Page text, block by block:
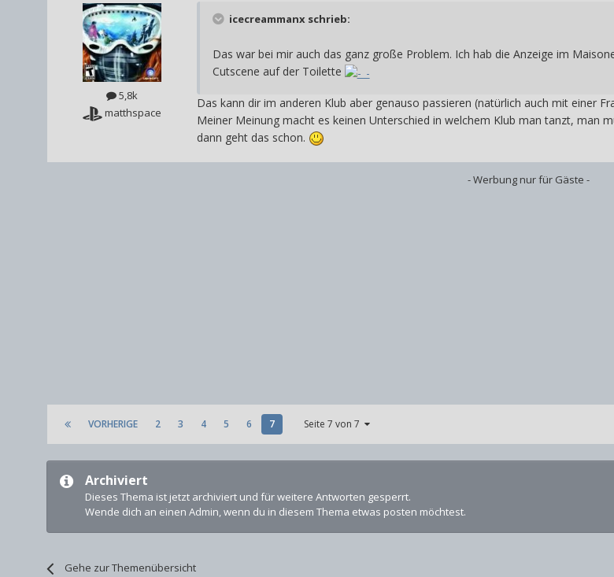
5,8k
matthspace
icecreammanx schrieb:
Das war bei mir auch das ganz große Problem. Ich hab die Anzeige im
Cutscene auf der Toilette
Das kann dir im anderen Klub aber genauso passieren (natürlich auch mit einer
Meiner Meinung macht es keinen Unterschied in welchem Klub man tanzt, man
dann geht das schon.
- Werbung nur für Gäste -
VORHERIGE 2 3 4 5 6 7 Seite 7 von 7
Archiviert
Dieses Thema ist jetzt archiviert und für weitere Antworten gesperrt.
Wende dich an einen Admin, wenn du in diesem Thema etwas posten möchtest.
Gehe zur Themenübersicht